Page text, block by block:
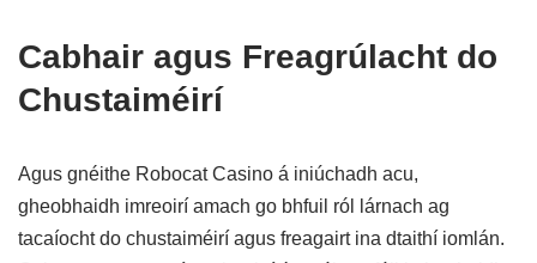
Cabhair agus Freagrúlacht do
Chustaiméirí
Agus gnéithe Robocat Casino á iniúchadh acu,
gheobhaidh imreoirí amach go bhfuil ról lárnach ag
tacaíocht do chustaiméirí agus freagairt ina dtaithí iomlán.